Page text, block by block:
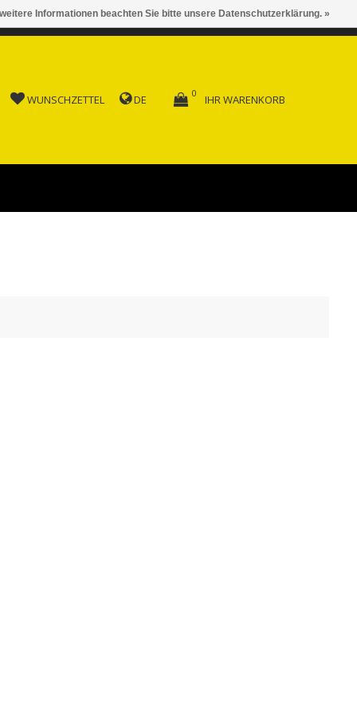
AB FR. 150.00
WUNSCHZETTEL DE IHR WARENKORB
0
Informationen beachten Sie bitte unsere Datenschutzerklärung. »